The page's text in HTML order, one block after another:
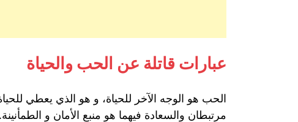
عبارات قاتلة عن الحب والحياة
الحب هو الوجه الآخر للحياة، و هو الذي يعطي
مرتبطان والسعادة فيهما هو منبع الأمان و الطمأنينة.